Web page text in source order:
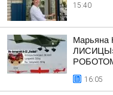
15:40
16:05